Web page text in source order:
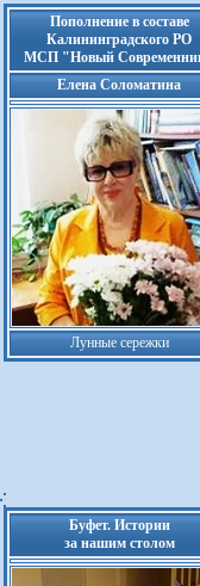
Пополнение в составе
Калининградского РО
МСП "Новый
Елена Соломатина
Лунные сережки
Буфет. Истории
за нашим столом